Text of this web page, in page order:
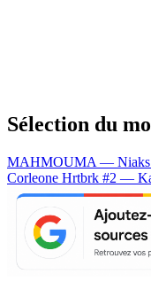
Sélection du
MAHMOUMA — Niaks
Corleone Hrtbrk #2 —